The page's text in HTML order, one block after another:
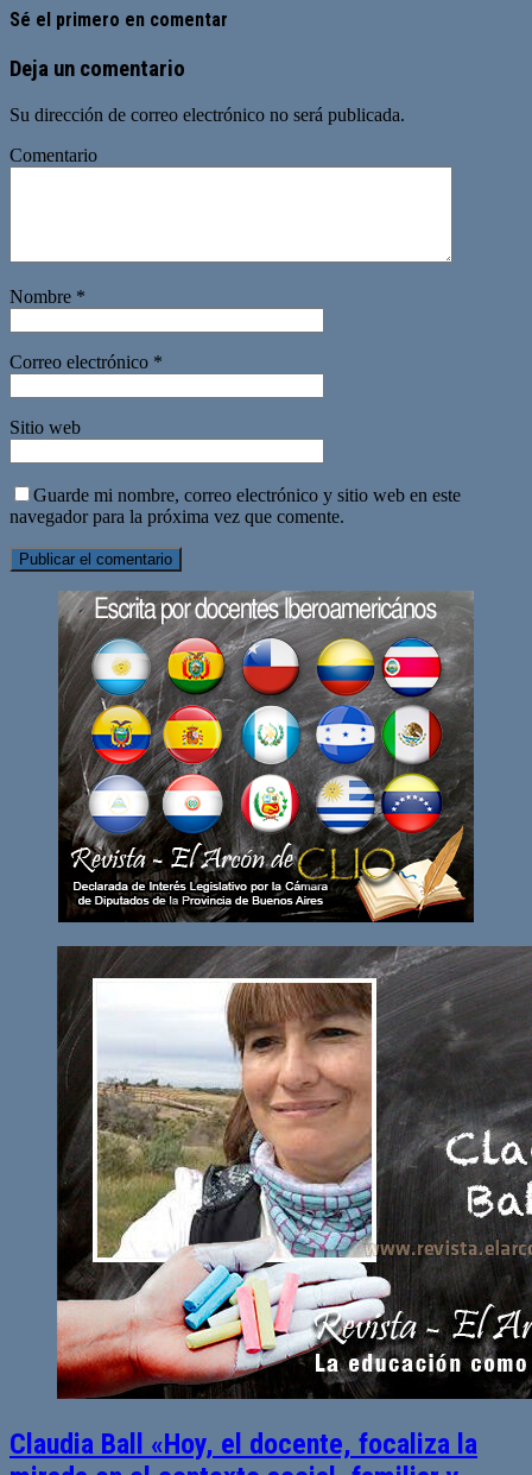
Sé el primero en comentar
Deja un comentario
Su dirección de correo electrónico no será publicada.
Comentario
Nombre *
Correo electrónico *
Sitio web
Guarde mi nombre, correo electrónico y sitio web en este
navegador para la próxima vez que comente.
Claudia Ball «Hoy, el docente, focaliza la